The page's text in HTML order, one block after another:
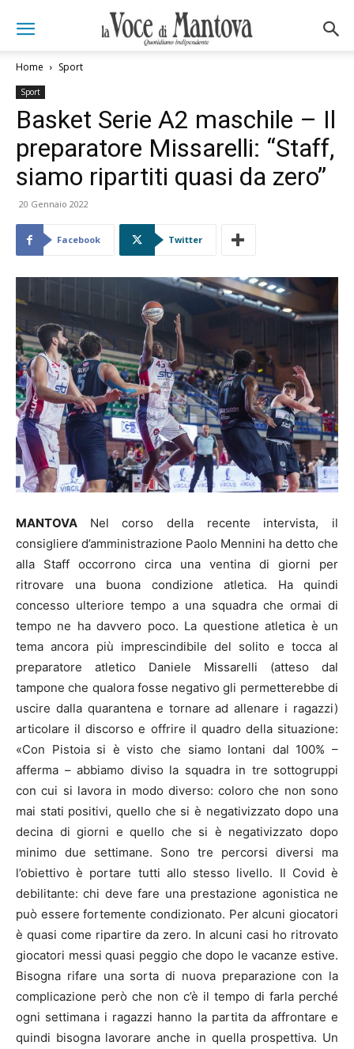
Home Sport
Sport
Basket Serie A2 maschile – Il
preparatore Missarelli: “Staff,
siamo ripartiti quasi da zero”
20 Gennaio 2022
Facebook Twitter
MANTOVA Nel corso della recente intervista, il
consigliere d’amministrazione Paolo Mennini ha detto che
alla Staff occorrono circa una ventina di giorni per
ritrovare una buona condizione atletica. Ha quindi
concesso ulteriore tempo a una squadra che ormai di
tempo ne ha davvero poco. La questione atletica è un
tema ancora più imprescindibile del solito e tocca al
preparatore atletico Daniele Missarelli (atteso dal
tampone che qualora fosse negativo gli permetterebbe di
uscire dalla quarantena e tornare ad allenare i ragazzi)
articolare il discorso e offrire il quadro della situazione:
«Con Pistoia si è visto che siamo lontani dal 100% –
afferma – abbiamo diviso la squadra in tre sottogruppi
con cui si lavora in modo diverso: coloro che non sono
mai stati positivi, quello che si è negativizzato dopo una
decina di giorni e quello che si è negativizzato dopo
minimo due settimane. Sono tre percorsi diversi ma
l’obiettivo è portare tutti allo stesso livello. Il Covid è
debilitante: chi deve fare una prestazione agonistica ne
può essere fortemente condizionato. Per alcuni giocatori
è quasi come ripartire da zero. In alcuni casi ho ritrovato
giocatori messi quasi peggio che dopo le vacanze estive.
Bisogna rifare una sorta di nuova preparazione con la
complicazione però che non c’è il tempo di farla perché
ogni settimana i ragazzi hanno la partita da affrontare e
quindi bisogna lavorare anche in quella prospettiva. Un